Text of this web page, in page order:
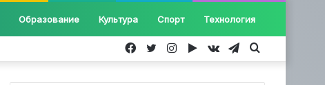
Образование Культура Спорт Технология
Іздеу...
Telegram
vk.com
Google
Instagram
Twitter
Facebook